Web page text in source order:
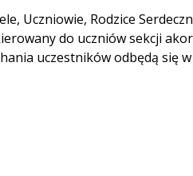
Uczniowie, Rodzice
do uczniów sekcji
uczestników odbędą się